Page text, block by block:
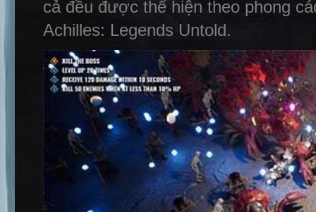
cả đều được thể hiện theo phong
Achilles: Legends Untold.